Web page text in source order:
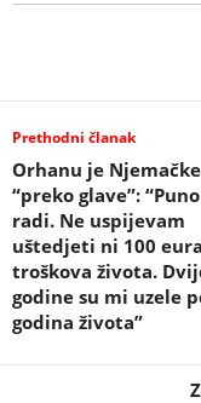
Prethodni članak
Orhanu je Njemačke
“preko glave”:
radi. Ne uspijevam
uštedjeti ni 100
troškova života.
godine su mi uzele
godina života”